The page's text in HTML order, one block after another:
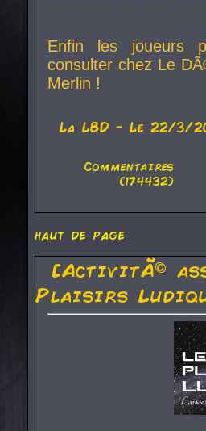
Enfin les joueurs
consulter chez Le
Merlin !
La LBD - Le 22/3/
Commentaires
(174432)
haut de page
[ActivitÃ©
Plaisirs